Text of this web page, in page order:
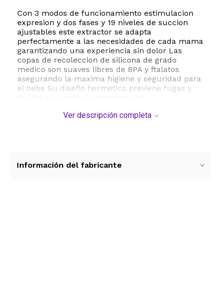
Con 3 modos de funcionamiento estimulacion
expresion y dos fases y 19 niveles de succion
ajustables este extractor se adapta
perfectamente a las necesidades de cada mama
garantizando una experiencia sin dolor Las
copas de recoleccion de silicona de grado
medico son suaves libres de BPA y ftalatos
asegurando la maxima higiene y seguridad para
el bebe Su diseño hermetico previene fugas y
El kit incluye el motor de extraccion Zomee Z2
para llevar en cualquier bolso de maternidad
Ver descripción completa
Información del fabricante